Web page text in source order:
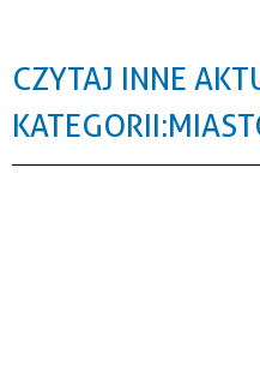
CZYTAJ INNE
KATEGORII: